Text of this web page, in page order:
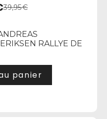
39,95€
RALLYE DE
panier